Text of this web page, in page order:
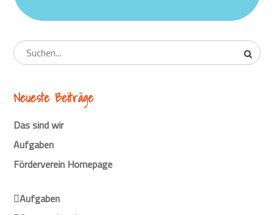
Neueste Beiträge
Das sind wir
Aufgaben
Förderverein Homepage
Aufgaben